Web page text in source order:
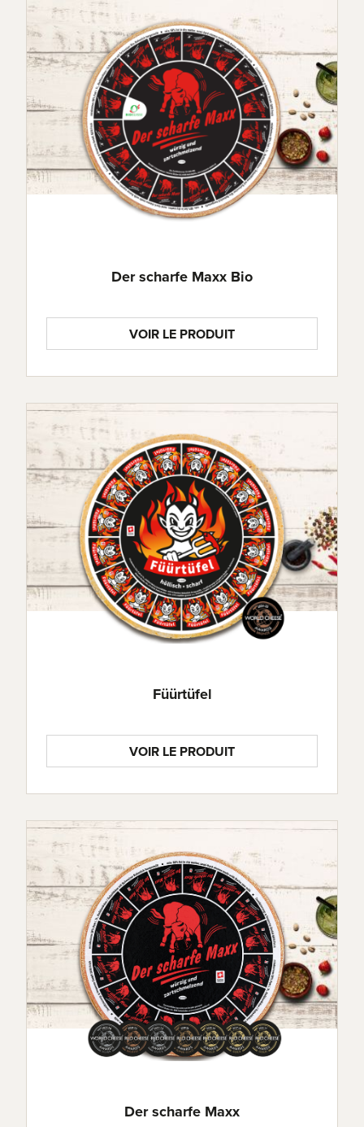
Der scharfe Maxx Bio
VOIR LE PRODUIT
Füürtüfel
VOIR LE PRODUIT
Der scharfe Maxx